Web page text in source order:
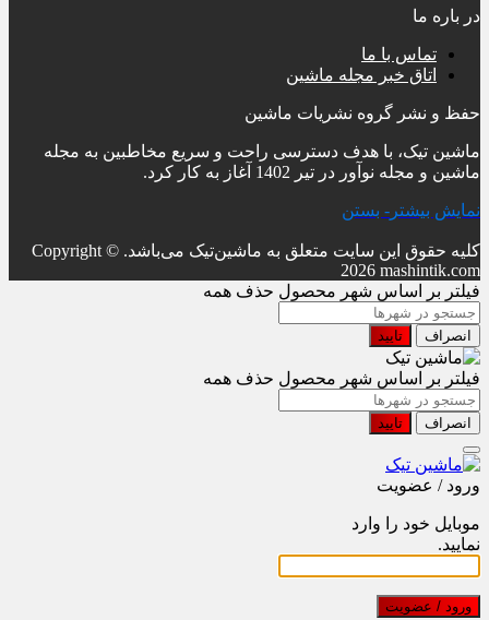
در باره ما
تماس با ما
اتاق خبر مجله ماشین
حفظ و نشر گروه نشریات ماشین
ماشین تیک، با هدف دسترسی راحت و سریع مخاطبین به مجله
ماشین و مجله نوآور در تیر 1402 آغاز به کار کرد.
نمایش بیشتر - بستن
کلیه حقوق این سایت متعلق به ماشین‌تیک می‌باشد. Copyright ©
2026 mashintik.com
فیلتر بر اساس شهر محصول حذف همه
انصراف تایید
فیلتر بر اساس شهر محصول حذف همه
انصراف تایید
ورود / عضویت
موبایل خود را وارد
نمایید.
ورود / عضویت